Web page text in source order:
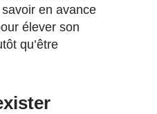
en avance
élever son
qu’être